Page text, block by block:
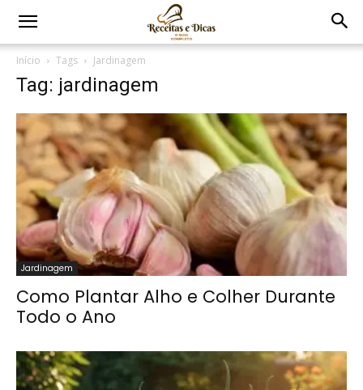
Início Tags Jardinagem
Tag: jardinagem
Jardinagem
Como Plantar Alho e Colher Durante
Todo o Ano